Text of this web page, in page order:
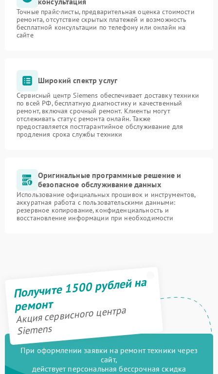
Точные прайс-листы, предварительная оценка стоимости
ремонта, отсутствие скрытых платежей и возможность
бесплатной консультации по телефону или онлайн на
сайте
Широкий спектр услуг
Сервисный центр Siemens обеспечивает доставку техники
по всей РФ, бесплатную диагностику и качественный
ремонт, включая срочный ремонт. Клиенты могут
отслеживать статус ремонта онлайн. Также
предоставляется постгарантийное обслуживание для
продления срока службы техники
Оригинальные программные решение и
безопасное обслуживание данных
Использование официальных прошивок и инструментов,
аккуратная работа с пользовательскими данными:
резервное копирование, конфиденциальность и
восстановление информации при необходимости
Получите 1500 рублей на
ремонт
Акция сервисного центра
Siemens
При оформлении заявки на ремонт техники через
сайт,
действует персональная бессрочная скидка